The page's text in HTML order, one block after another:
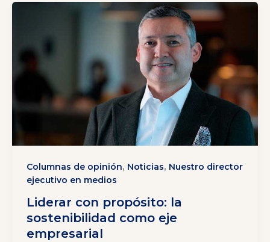
Columnas de opinión, Noticias, Nuestro director
ejecutivo en medios
Liderar con propósito: la
sostenibilidad como eje
empresarial